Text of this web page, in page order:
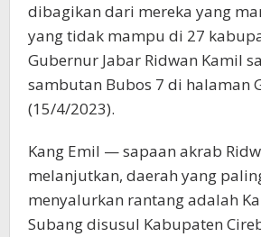
dibagikan dari mereka yang
yang tidak mampu di 27
Gubernur Jabar Ridwan Kamil
sambutan Bubos 7 di halaman
(15/4/2023).
Kang Emil — sapaan akrab
melanjutkan, daerah yang
menyalurkan rantang adalah
Subang disusul Kabupaten